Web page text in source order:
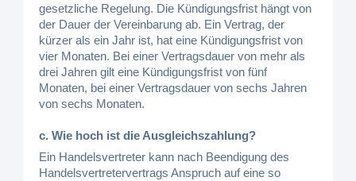
gesetzliche Regelung. Die Kündigungsfrist hängt von
der Dauer der Vereinbarung ab. Ein Vertrag, der
kürzer als ein Jahr ist, hat eine Kündigungsfrist von
vier Monaten. Bei einer Vertragsdauer von mehr als
drei Jahren gilt eine Kündigungsfrist von fünf
Monaten, bei einer Vertragsdauer von sechs Jahren
von sechs Monaten.
c. Wie hoch ist die Ausgleichszahlung?
Ein Handelsvertreter kann nach Beendigung des
Handelsvertretervertrags Anspruch auf eine so